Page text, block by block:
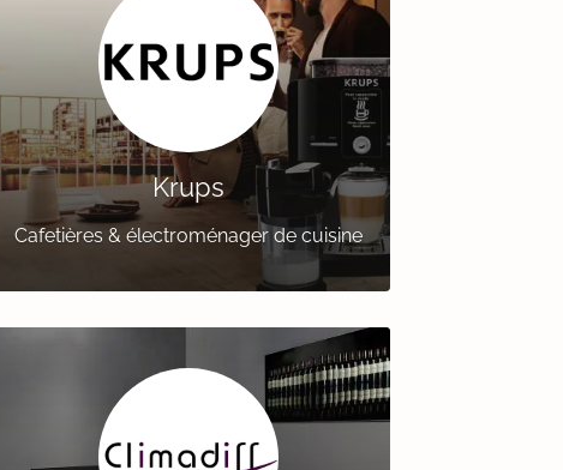
Krups
Cafetières & électroménager de cuisine